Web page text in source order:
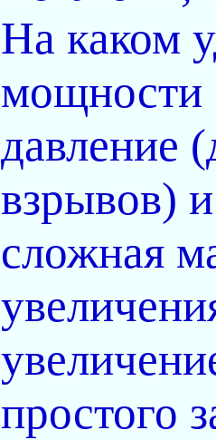
На каком
мощности
давление
взрывов)
сложная
простого